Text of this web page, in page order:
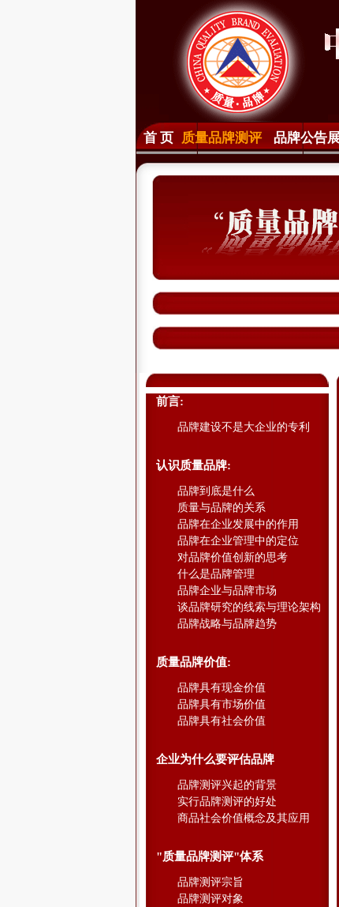
首 页 质量品牌测评 品牌公告
前言:
品牌建设不是大企业的专利
认识质量品牌:
品牌到底是什么
质量与品牌的关系
品牌在企业发展中的作用
品牌在企业管理中的定位
对品牌价值创新的思考
什么是品牌管理
品牌企业与品牌市场
谈品牌研究的线索与理论架构
品牌战略与品牌趋势
质量品牌价值:
品牌具有现金价值
品牌具有市场价值
品牌具有社会价值
企业为什么要评估品牌
品牌测评兴起的背景
实行品牌测评的好处
商品社会价值概念及其应用
"质量品牌测评"体系
品牌测评宗旨
品牌测评对象